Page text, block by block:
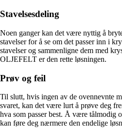
Stavelsesdeling
Noen ganger kan det være nyttig å
stavelser for å se om det passer inn i
stavelser og sammenligne dem med
OLJEFELT er den rette løsningen.
Prøv og feil
Til slutt, hvis ingen av de ovennevnte
svaret, kan det være lurt å prøve deg
hva som passer best. Å være tålmodig
kan føre deg nærmere den endelige